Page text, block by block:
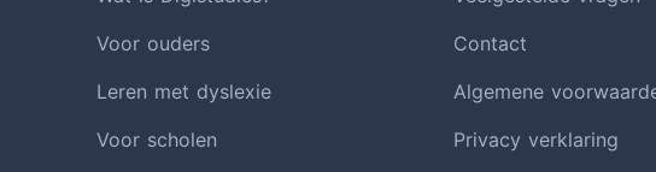
Voor ouders
Leren met dyslexie
Voor scholen
Contact
Algemene
Privacy verklaring